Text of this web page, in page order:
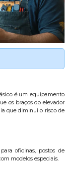
é um equipamento
os braços do elevador
que diminui o risco de
oficinas, postos de
modelos especiais.